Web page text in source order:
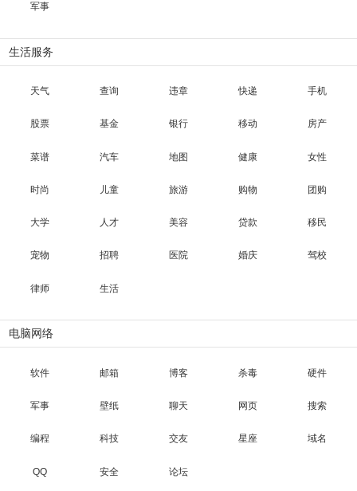
军事
生活服务
天气 查询 违章 快递 手机
股票 基金 银行 移动 房产
菜谱 汽车 地图 健康 女性
时尚 儿童 旅游 购物 团购
大学 人才 美容 贷款 移民
宠物 招聘 医院 婚庆 驾校
律师 生活
电脑网络
软件 邮箱 博客 杀毒 硬件
军事 壁纸 聊天 网页 搜索
编程 科技 交友 星座 域名
QQ 安全 论坛